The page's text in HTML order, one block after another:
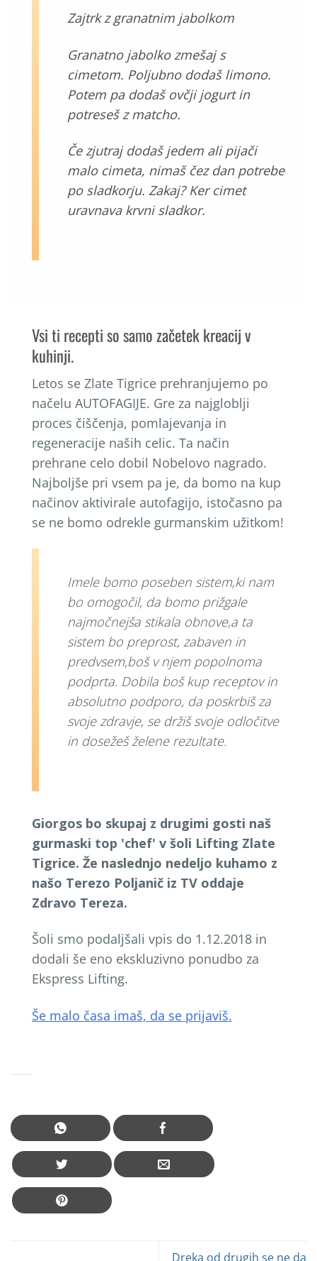
Zajtrk z granatnim jabolkom
Granatno jabolko zmešaj s
cimetom. Poljubno dodaš limono.
Potem pa dodaš ovčji jogurt in
potreseš z matcho.
Če zjutraj dodaš jedem ali pijači
malo cimeta, nimaš čez dan potrebe
po sladkorju. Zakaj? Ker cimet
uravnava krvni sladkor.
Vsi ti recepti so samo začetek kreacij v
kuhinji.
Letos se Zlate Tigrice prehranjujemo po
načelu AUTOFAGIJE. Gre za najgloblji
proces čiščenja, pomlajevanja in
regeneracije naših celic. Ta način
prehrane celo dobil Nobelovo nagrado.
Najboljše pri vsem pa je, da bomo na kup
načinov aktivirale autofagijo, istočasno pa
se ne bomo odrekle gurmanskim užitkom!
Imele bomo poseben sistem,ki nam
bo omogočil, da bomo prižgale
najmočnejša stikala obnove,a ta
sistem bo preprost, zabaven in
predvsem,boš v njem popolnoma
podprta. Dobila boš kup receptov in
absolutno podporo, da poskrbiš za
svoje zdravje, se držiš svoje odločitve
in dosežeš želene rezultate.
Giorgos bo skupaj z drugimi gosti naš
gurmaski top 'chef' v šoli Lifting Zlate
Tigrice. Že naslednjo nedeljo kuhamo z
našo Terezo Poljanič iz TV oddaje
Zdravo Tereza.
Šoli smo podaljšali vpis do 1.12.2018 in
dodali še eno ekskluzivno ponudbo za
Ekspress Lifting.
Še malo časa imaš, da se prijaviš.
Dreka od drugih se ne da